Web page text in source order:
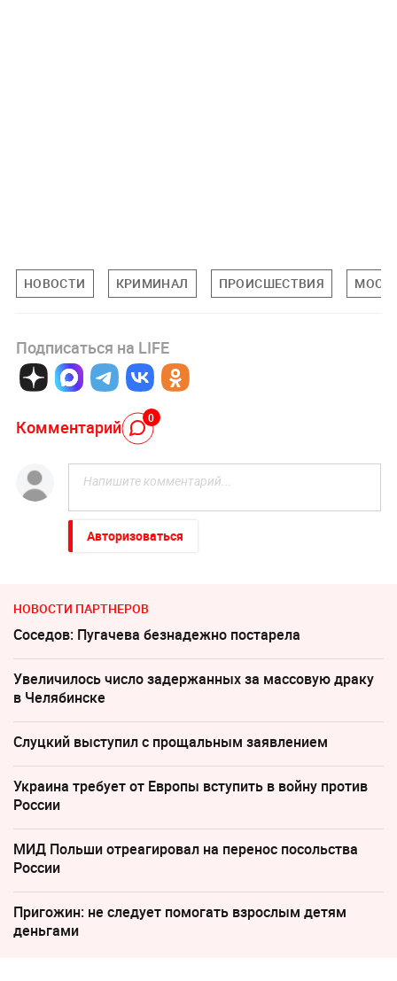
НОВОСТИ КРИМИНАЛ ПРОИСШЕСТВИЯ
Подписаться на LIFE
Комментарий 0
Авторизоваться
НОВОСТИ ПАРТНЕРОВ
Соседов: Пугачева безнадежно постарела
Увеличилось число задержанных за массовую драку
в Челябинске
Слуцкий выступил с прощальным заявлением
Украина требует от Европы вступить в войну против
России
МИД Польши отреагировал на перенос посольства
России
Пригожин: не следует помогать взрослым детям
деньгами